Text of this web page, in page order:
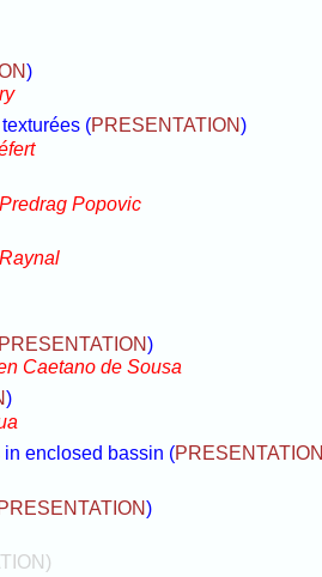
)
(PRESENTATION )
Popovic
PRESENTATION)
Caetano de Sousa
)
enclosed bassin (PRESENTATION
PRESENTATION)